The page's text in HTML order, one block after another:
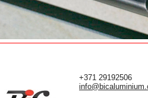
+371 29192506